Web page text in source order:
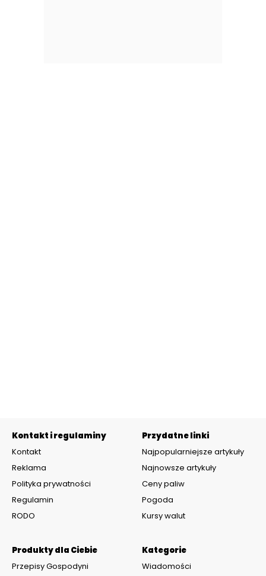
Kontakt i regulaminy
Kontakt
Reklama
Polityka prywatności
Regulamin
RODO
Kategorie
Wiadomości
Produkty dla Ciebie
Przepisy Gospodyni
Przydatne linki
Najpopularniejsze artykuły
Najnowsze artykuły
Ceny paliw
Pogoda
Kursy walut